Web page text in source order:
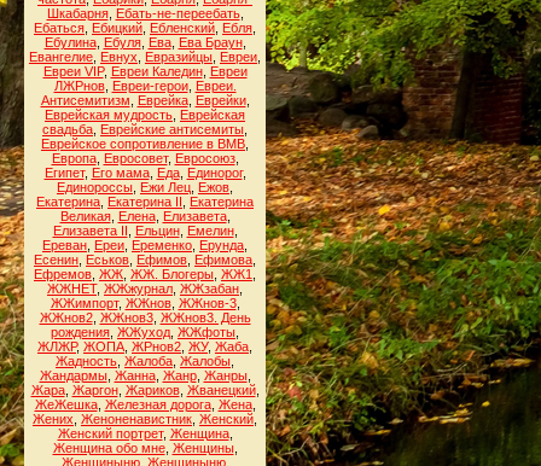
Шкабарня, Ебать-не-переебать,
Ебаться Ебицкий Ебленский Ебля
Ебулина, Ебуля, Ева, Ева Браун,
Евангелие Евнух Евразийцы Евреи
Евреи VIP, Евреи Каледин, Евреи
ЛЖРнов, Евреи-герои, Евреи.
Антисемитизм
Еврейка, Еврейки,
Еврейская мудрость Еврейская
свадьба Еврейские антисемиты
Еврейское сопротивление в ВМВ
Европа, Евросовет, Евросоюз,
Египет, Его мама, Еда, Единорог,
Единороссы Ежи Лец Ежов
Екатерина Екатерина II
Екатерина
Великая, Елена, Елизавета,
Елизавета II
Ельцин, Емелин,
Ереван Ереи Еременко Ерунда
Есенин Еськов Ефимов Ефимова
Ефремов ЖЖ ЖЖ. Блогеры ЖЖ1
ЖЖНЕТ, ЖЖжурнал ЖЖзабан
ЖЖимпорт, ЖЖнов, ЖЖнов-3,
ЖЖнов2, ЖЖнов3, ЖЖнов3. День
рождения ЖЖуход ЖЖфоты
ЖЛЖР, ЖОПА ЖРнов2 ЖУ, Жаба
Жадность Жалоба Жалобы
Жандармы, Жанна, Жанр, Жанры,
Жара, Жаргон, Жариков, Жванецкий,
ЖеЖешка, Железная дорога, Жена,
Жених Женоненавистник Женский
Женский портрет, Женщина,
Женщина обо мне, Женщины,
Женщиныню, Женщиныню.